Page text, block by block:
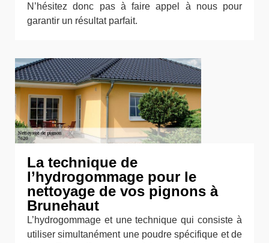
N’hésitez donc pas à faire appel à nous pour
garantir un résultat parfait.
La technique de
l’hydrogommage pour le
nettoyage de vos pignons à
Brunehaut
L’hydrogommage et une technique qui consiste à
utiliser simultanément une poudre spécifique et de